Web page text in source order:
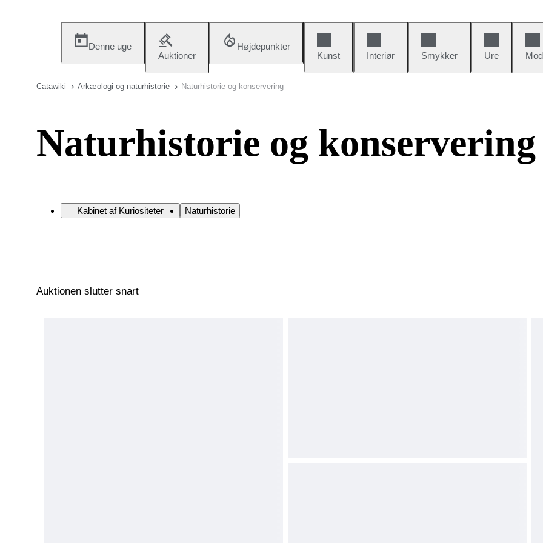
Denne uge
Auktioner
Højdepunkter
Kunst
Interiør Smykker Ure
Catawiki Arkæologi og naturhistorie Naturhistorie og konservering
Naturhistorie og konservering
Kabinet af Kuriositeter Naturhistorie
Auktionen slutter snart